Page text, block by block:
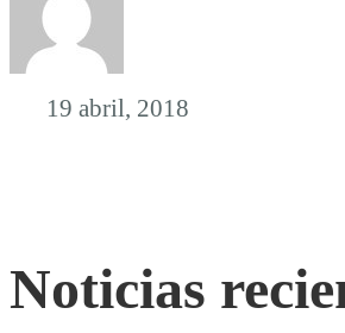
19 abril, 2018
Noticias